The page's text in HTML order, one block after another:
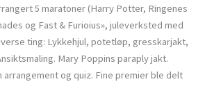
5 maratoner (Harry Potter, Ringenes
og Fast & Furioius», juleverksted med
ting: Lykkehjul, potetløp, gresskarjakt,
Mary Poppins paraply jakt.
arrangement og quiz. Fine premier ble delt